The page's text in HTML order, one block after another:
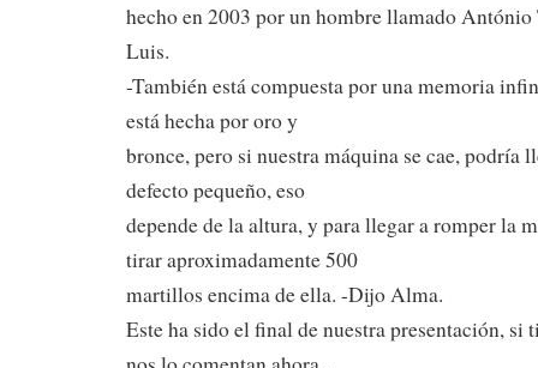
hecho en 2003 por un hombre llamado
Luis.
-También está compuesta por una memoria
está hecha por oro y
bronce, pero si nuestra máquina se cae, podría
defecto pequeño, eso
depende de la altura, y para llegar a romper la
tirar aproximadamente 500
martillos encima de ella. -Dijo Alma.
Este ha sido el final de nuestra presentación, si